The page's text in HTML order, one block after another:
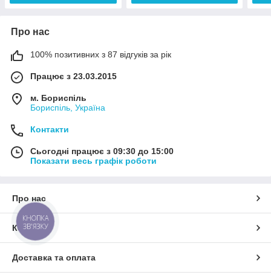
Про нас
100% позитивних з 87 відгуків за рік
Працює з 23.03.2015
м. Бориспіль
Бориспіль, Україна
Контакти
Сьогодні працює з 09:30 до 15:00
Показати весь графік роботи
Про нас
Контакти
Доставка та оплата
КНОПКА
ЗВ'ЯЗКУ